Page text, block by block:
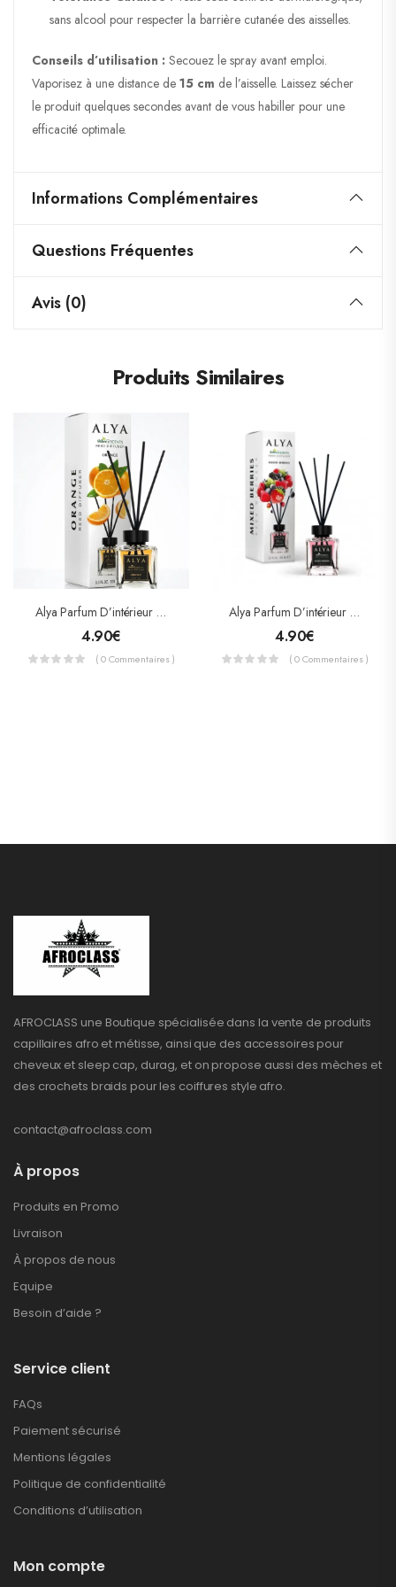
sans alcool pour respecter la barrière cutanée des aisselles.
Conseils d’utilisation : Secouez le spray avant emploi.
Vaporisez à une distance de 15 cm de l’aisselle. Laissez sécher
le produit quelques secondes avant de vous habiller pour une
efficacité optimale.
Informations Complémentaires
Questions Fréquentes
Avis (0)
Produits Similaires
Alya Parfum D’intérieur Orange 100ml
4.90€
( 0 Commentaires )
Alya Parfum D’intérieur Mixed Berries 100ml
4.90€
( 0 Commentaires )
AFROCLASS une Boutique spécialisée dans la vente de produits
capillaires afro et métisse, ainsi que des accessoires pour
cheveux et sleep cap, durag, et on propose aussi des mèches et
des crochets braids pour les coiffures style afro.
contact@afroclass.com
À propos
Produits en Promo
Livraison
À propos de nous
Equipe
Besoin d’aide ?
Service client
FAQs
Paiement sécurisé
Mentions légales
Politique de confidentialité
Conditions d’utilisation
Mon compte